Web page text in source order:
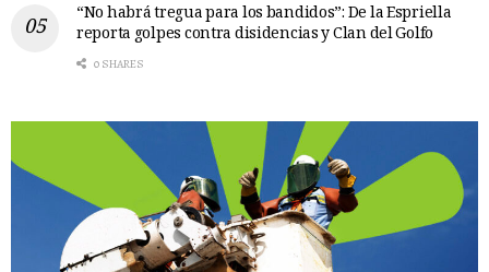
“No habrá tregua para los bandidos”: De la Espriella
reporta golpes contra disidencias y Clan del Golfo
0 SHARES